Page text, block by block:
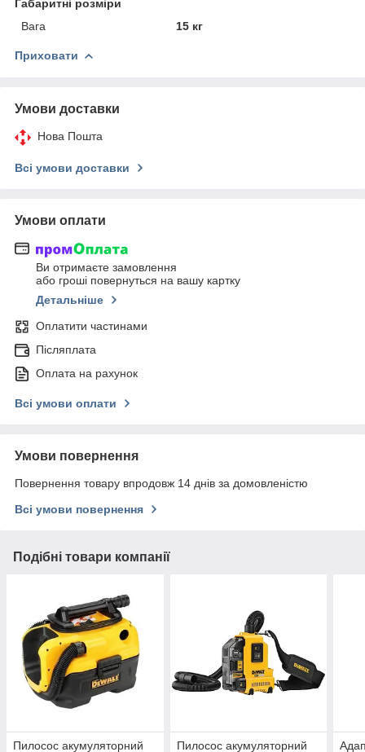
Габаритні розміри
Вага
15 кг
Приховати
Умови доставки
Нова Пошта
Всі умови доставки
Умови оплати
Ви отримаєте замовлення
або гроші повернуться на вашу картку
Детальніше
Оплатити частинами
Післяплата
Оплата на рахунок
Всі умови оплати
Умови повернення
Повернення товару впродовж 14 днів за домовленістю
Всі умови повернення
Подібні товари компанії
Пилосос акумуляторний
Пилосос акумуляторний